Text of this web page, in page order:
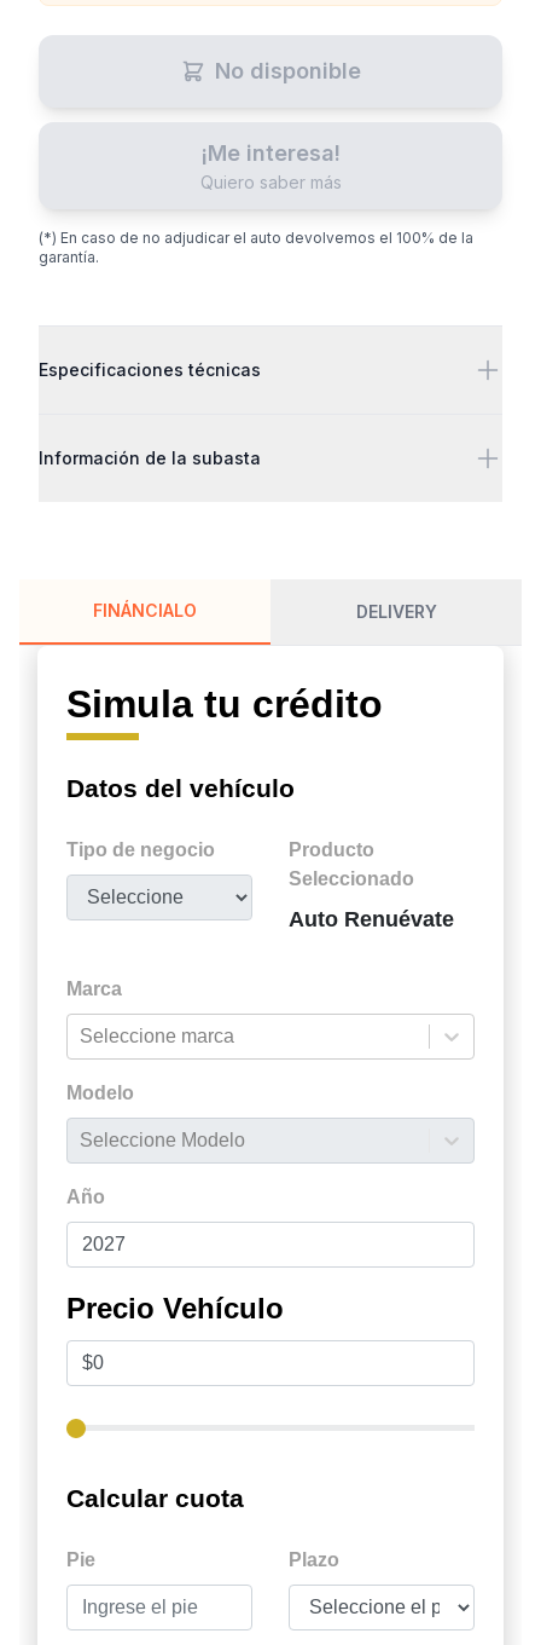
No disponible
¡Me interesa!
Quiero saber más
(*) En caso de no adjudicar el auto devolvemos el 100% de la
garantía.
Especificaciones técnicas
Información de la subasta
FINÁNCIALO DELIVERY